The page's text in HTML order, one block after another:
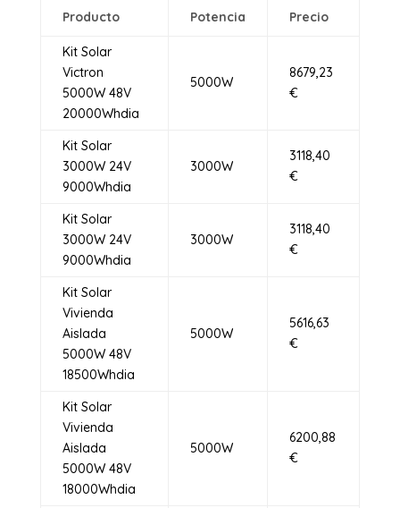
Producto Potencia Precio
Kit Solar
Victron
5000W 48V
20000Whdia
5000W
8679,23
€
Kit Solar
3000W 24V
9000Whdia
3000W
3118,40
€
Kit Solar
3000W 24V
9000Whdia
3000W
3118,40
€
Kit Solar
Vivienda
Aislada
5000W 48V
18500Whdia
5000W
5616,63
€
Kit Solar
Vivienda
Aislada
5000W 48V
18000Whdia
5000W
6200,88
€